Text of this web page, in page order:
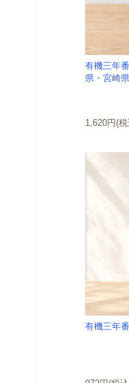
有機三年
県・宮崎
1,620円(
有機三年